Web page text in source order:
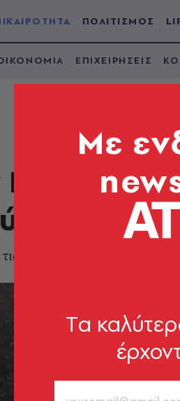
ΠΟΛΙΤΙΣΜΟΣ
ΕΠΙΧΕΙΡΗΣΕΙΣ
το νησί -
επόμενες μέρες
Mε
Tα